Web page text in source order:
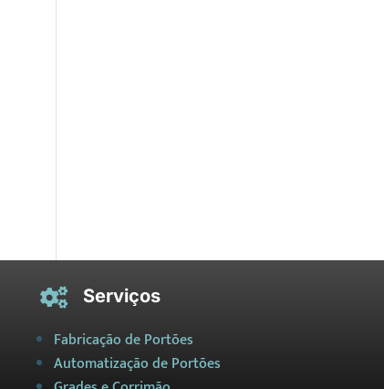
 Serviços
Fabricação de Portões
Automatização de Portões